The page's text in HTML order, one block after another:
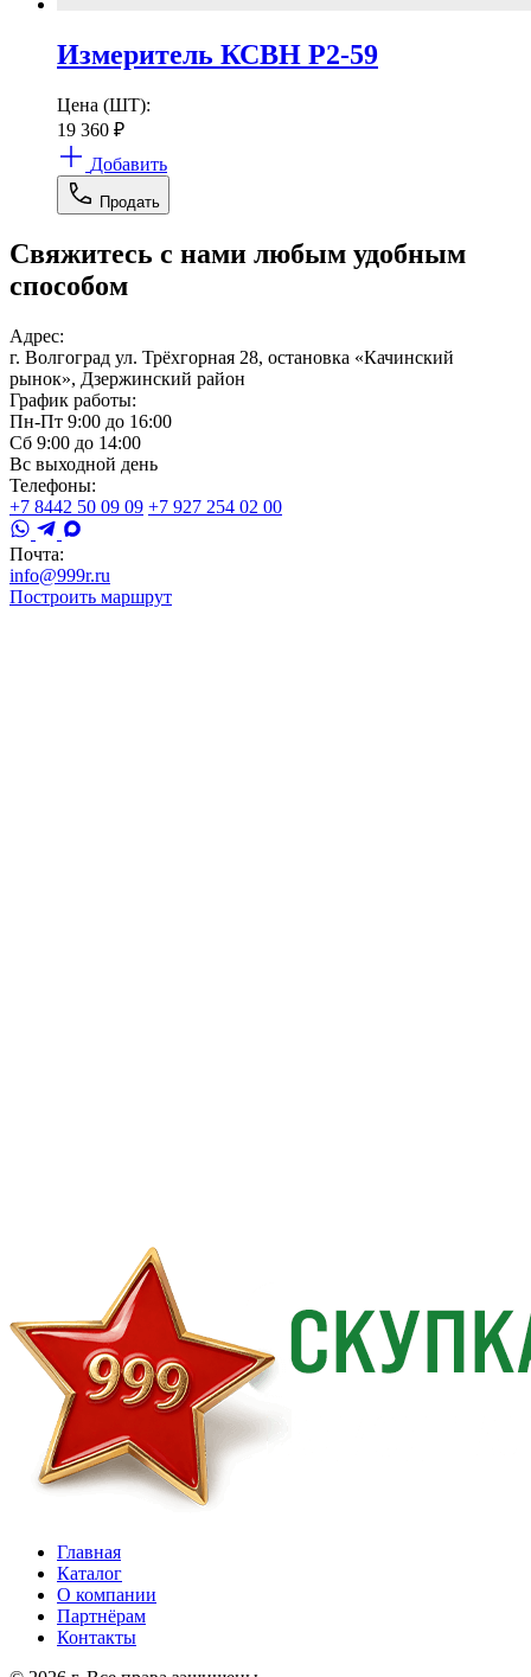
Измеритель КСВН Р2-59
Цена (ШТ):
19 360 ₽
Добавить
Продать
Свяжитесь с нами любым удобным
способом
Адрес:
г. Волгоград ул. Трёхгорная 28, остановка «Качинский
рынок», Дзержинский район
График работы:
Пн-Пт 9:00 до 16:00
Сб 9:00 до 14:00
Вс выходной день
Телефоны:
+7 8442 50 09 09 +7 927 254 02 00
Почта:
info@999r.ru
Построить маршрут
Главная
Каталог
О компании
Партнёрам
Контакты